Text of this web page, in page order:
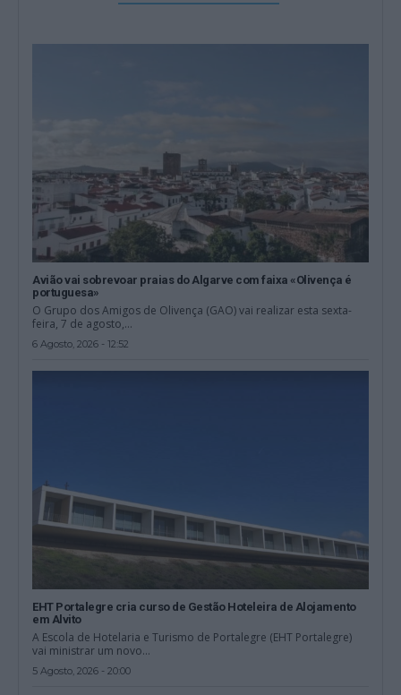
Avião vai sobrevoar praias do Algarve com faixa «Olivença é
portuguesa»
O Grupo dos Amigos de Olivença (GAO) vai realizar esta sexta-
feira, 7 de agosto,...
6 Agosto, 2026 - 12:52
EHT Portalegre cria curso de Gestão Hoteleira de Alojamento
em Alvito
A Escola de Hotelaria e Turismo de Portalegre (EHT Portalegre)
vai ministrar um novo...
5 Agosto, 2026 - 20:00